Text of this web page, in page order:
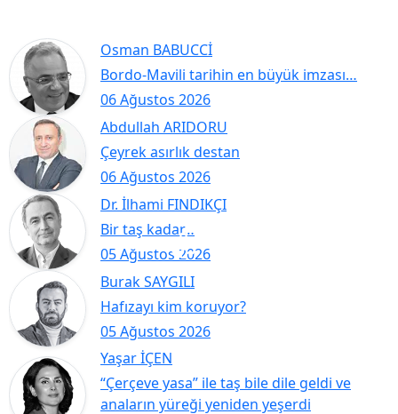
Osman BABUCCİ
06 Ağustos 2026
Bordo-Mavili tarihin en büyük imzası…
Abdullah ARIDORU
06 Ağustos 2026
Çeyrek asırlık destan
Dr. İlhami FINDIKÇI
05 Ağustos 2026
Bir taş kadar…
Burak SAYGILI
05 Ağustos 2026
Hafızayı kim koruyor?
Yaşar İÇEN
“Çerçeve yasa” ile taş bile dile geldi ve
anaların yüreği yeniden yeşerdi